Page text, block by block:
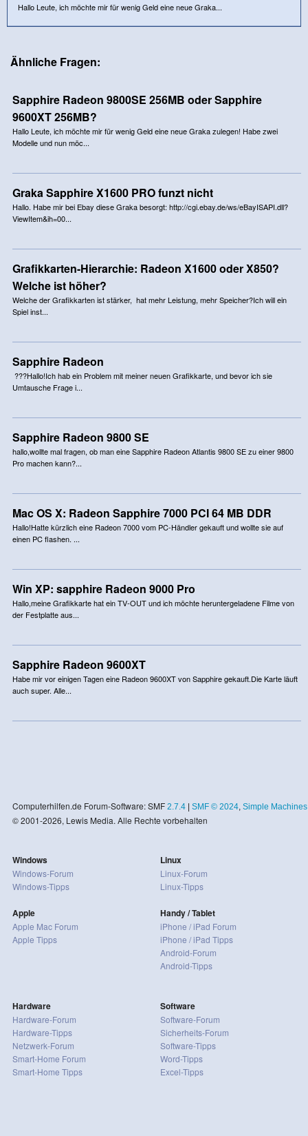
Hallo Leute, ich möchte mir für wenig Geld eine neue Graka...
Ähnliche Fragen:
Sapphire Radeon 9800SE 256MB oder Sapphire
9600XT 256MB?
Hallo Leute, ich möchte mir für wenig Geld eine neue Graka zulegen! Habe zwei
Modelle und nun möc...
Graka Sapphire X1600 PRO funzt nicht
Hallo. Habe mir bei Ebay diese Graka besorgt: http://cgi.ebay.de/ws/eBayISAPI.dll?
ViewItem&ih=00...
Grafikkarten-Hierarchie: Radeon X1600 oder X850?
Welche ist höher?
Welche der Grafikkarten ist stärker, hat mehr Leistung, mehr Speicher?Ich will ein
Spiel inst...
Sapphire Radeon
???Hallo!Ich hab ein Problem mit meiner neuen Grafikkarte, und bevor ich sie
Umtausche Frage i...
Sapphire Radeon 9800 SE
hallo,wollte mal fragen, ob man eine Sapphire Radeon Atlantis 9800 SE zu einer 9800
Pro machen kann?...
Mac OS X: Radeon Sapphire 7000 PCI 64 MB DDR
Hallo!Hatte kürzlich eine Radeon 7000 vom PC-Händler gekauft und wollte sie auf
einen PC flashen. ...
Win XP: sapphire Radeon 9000 Pro
Hallo,meine Grafikkarte hat ein TV-OUT und ich möchte heruntergeladene Filme von
der Festplatte aus...
Sapphire Radeon 9600XT
Habe mir vor einigen Tagen eine Radeon 9600XT von Sapphire gekauft.Die Karte läuft
auch super. Alle...
Computerhilfen.de Forum-Software: SMF 2.7.4| SMF © 2024, Simple Machines
© 2001-2026, Lewis Media. Alle Rechte vorbehalten
Windows
Windows-Forum
Windows-Tipps
Apple
Apple Mac Forum
Apple Tipps
Linux
Linux-Forum
Linux-Tipps
Handy / Tablet
iPhone / iPad Forum
iPhone / iPad Tipps
Android-Forum
Android-Tipps
Hardware
Hardware-Forum
Hardware-Tipps
Netzwerk-Forum
Smart-Home Forum
Smart-Home Tipps
Software
Software-Forum
Sicherheits-Forum
Software-Tipps
Word-Tipps
Excel-Tipps